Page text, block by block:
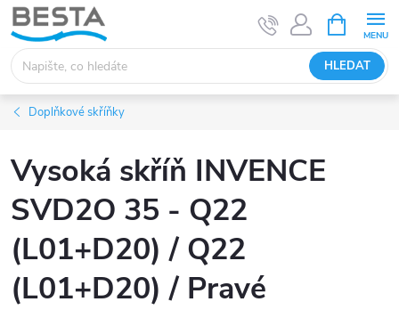
Přejít
na
obsah
HLEDAT
NÁKUPNÍ
KOŠÍK
Doplňkové skříňky
Vysoká skříň INVENCE
SVD2O 35 - Q22
(L01+D20) / Q22
(L01+D20) / Pravé